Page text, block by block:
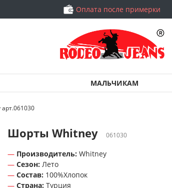
Оплата после примерки
МАЛЬЧИКАМ
Шорты Whitney 061030
Производитель: Whitney
Сезон: Лето
Состав: 100%Хлопок
Страна: Турция